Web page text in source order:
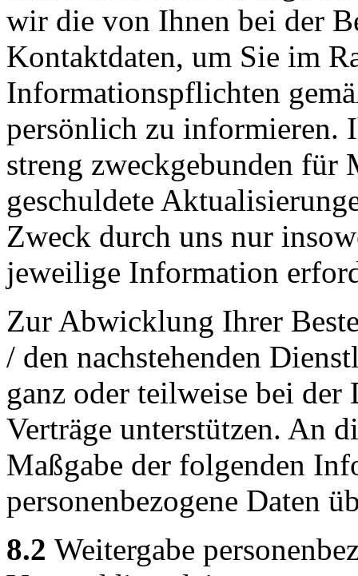
wir die von Ihnen bei der
Kontaktdaten, um Sie im
Informationspflichten
persönlich zu informieren.
streng zweckgebunden
geschuldete
Zweck durch uns nur
jeweilige Information
Zur Abwicklung Ihrer
/ den nachstehenden
ganz oder teilweise bei der
Verträge unterstützen. An
Maßgabe der folgenden
personenbezogene Daten
8.2 Weitergabe